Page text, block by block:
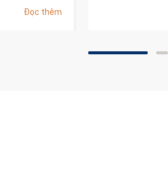
Đọc thêm